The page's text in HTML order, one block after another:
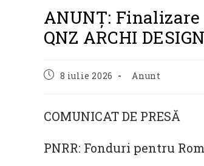
ANUNȚ:
QNZ ARCHI
Post8 iulie 2026
Post
Anunt
COMUNICAT DE PRESĂ
PNRR: Fonduri pentru